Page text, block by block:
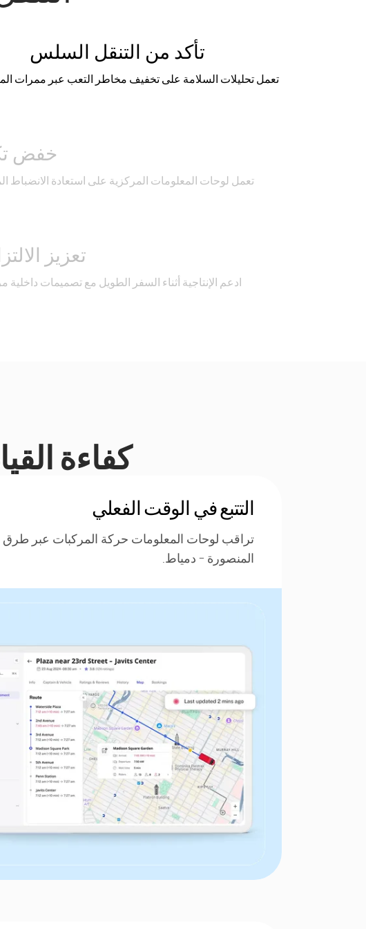
تأكد من التنقل السلس
تعمل تحليلات السلامة على تخفيف مخاطر التعب عبر ممرات
خفض
تعمل لوحات المعلومات المركزية على استعادة الانضباط
تعزيز
ادعم الإنتاجية أثناء السفر الطويل مع تصميمات داخلية
كفاءة
التتبع في الوقت الفعلي
تراقب لوحات المعلومات حركة المركبات عبر طرق
المنصورة - دمياط.